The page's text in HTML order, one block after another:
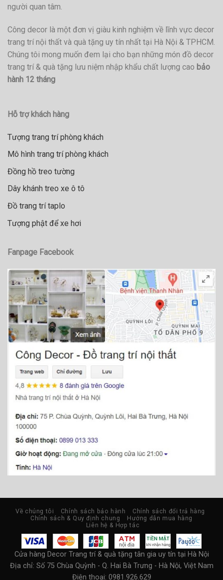
người quan tâm.
Công decor là một đơn vị giàu kinh nghiệm về lĩnh vực decor
trang trí nội thất và quà tặng uy tín nhất tại Hà Nội & TPHCM.
Chúng tôi mong muốn đem lại cho bạn những món đồ decor
trang trí & quà tặng lưu niệm nhập khẩu chất lượng cao bảo
hành 12 tháng
Hỗ trợ khách hàng
Tượng trang trí phòng khách
Mô hình trang trí phòng khách
Đồng hồ treo tường
Dây khánh treo xe ô tô
Đồ trang trí taplo
Tượng phật để xe hơi
Fanpage Facebook
Về chúng tôi Chính sách bảo hành
Chính sách đổi trả hàng
Chính sách & Quy định chung
Hướng dẫn mua hàng
Liên hệ & Hợp tác
Cửa hàng Decor Trang trí & quà tặng tân gia uy tín tại Hà Nội
Địa chỉ: Số 75 Chùa Quỳnh - Q. Hai Bà Trưng - Hà Nội, Việt Nam
Điện thoại: 0981.926.629